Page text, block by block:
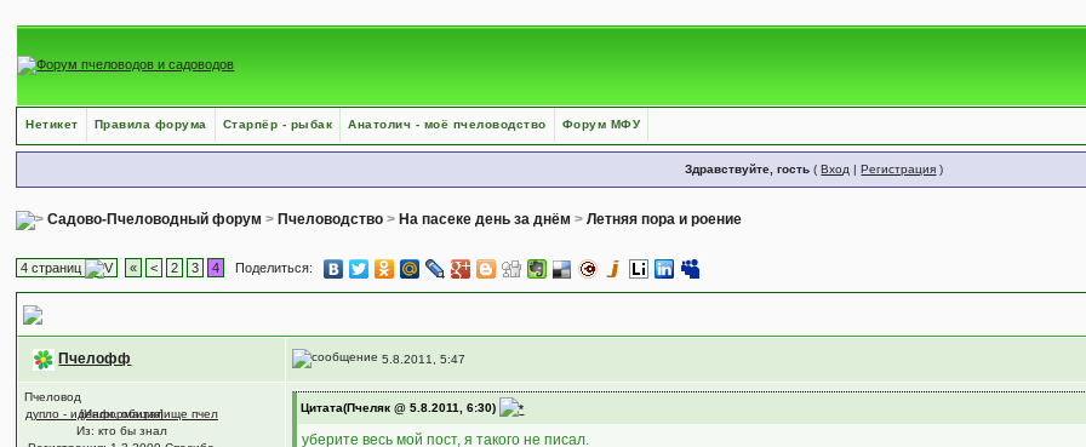
Нетикет Правила форума Старпёр - рыбак Анатолич - моё пчеловодство Форум МФУ
Здравствуйте, гость (Вход |Регистрация )
Садово-Пчеловодный форум > Пчеловодство > На пасеке день за днём >Летняя пора и роение
4 страниц « < 2 3 4 Поделиться:
Пчелофф 5.8.2011, 5:47
Пчеловод
[Информация]
дупло - идеалн. обиталище пчел
Из: кто бы знал
Цитата(Пчеляк @ 5.8.2011, 6:30)
уберите весь мой пост, я такого не писал.